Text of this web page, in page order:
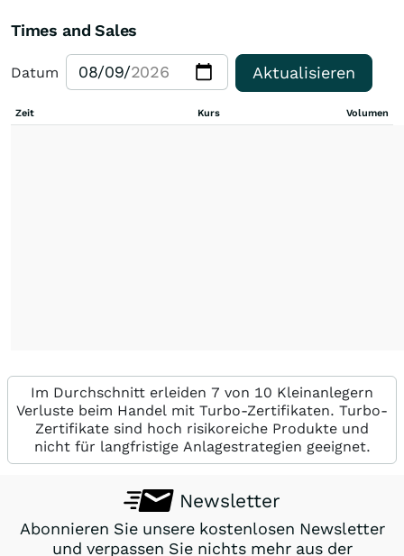
Times and Sales
Datum Aktualisieren
Zeit Kurs Volumen
Im Durchschnitt erleiden 7 von 10 Kleinanlegern
Verluste beim Handel mit Turbo-Zertifikaten. Turbo-
Zertifikate sind hoch risikoreiche Produkte und
nicht für langfristige Anlagestrategien geeignet.
Newsletter
Abonnieren Sie unsere kostenlosen Newsletter
und verpassen Sie nichts mehr aus der